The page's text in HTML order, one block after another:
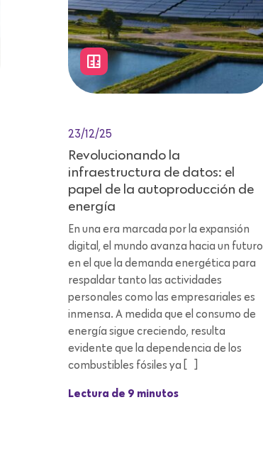
23/12/25
Revolucionando la
infraestructura de datos: el
papel de la autoproducción de
energía
En una era marcada por la expansión
digital, el mundo avanza hacia un futuro
en el que la demanda energética para
respaldar tanto las actividades
personales como las empresariales es
inmensa. A medida que el consumo de
energía sigue creciendo, resulta
evidente que la dependencia de los
combustibles fósiles ya […]
Lectura de 9 minutos